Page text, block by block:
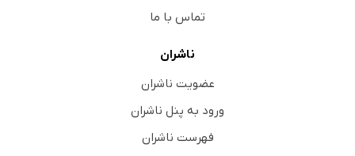
تماس با ما
ناشران
عضویت ناشران
ورود به پنل ناشران
فهرست ناشران